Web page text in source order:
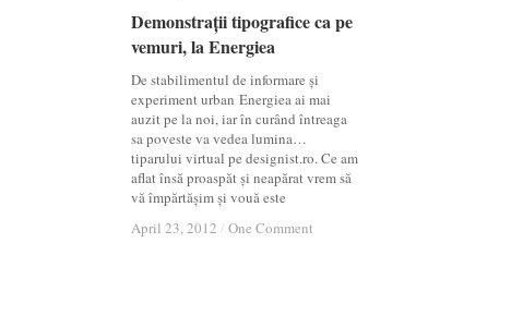
Demonstrații tipografice ca pe
vemuri, la Energiea
De stabilimentul de informare și
experiment urban Energiea ai mai
auzit pe la noi, iar în curând întreaga
sa poveste va vedea lumina…
tiparului virtual pe designist.ro. Ce am
aflat însă proaspăt și neapărat vrem să
vă împărtășim și vouă este
April 23, 2012 / One Comment
Demonstrații tipografice ca pe
vemuri, la Energiea
April 23, 2012 / One Comment